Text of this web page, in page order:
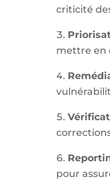
criticité
mettre en
pour